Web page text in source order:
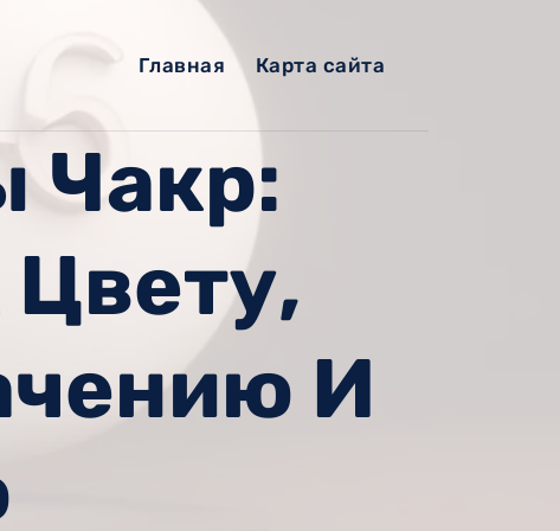
Главная Карта сайта
Чакр:
И